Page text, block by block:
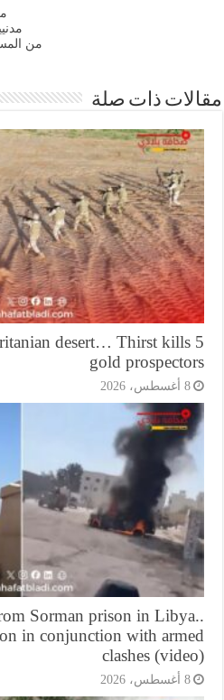
معارك
مدنيين
من المسؤولين
ذات صلة
desert… Thirst
gold
from Sorman prison in
prison in conjunction with
clashes